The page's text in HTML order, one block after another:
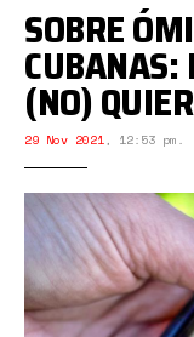
SOBRE
CUBANAS:
(NO)
29 Nov 2021, 12:53 pm.